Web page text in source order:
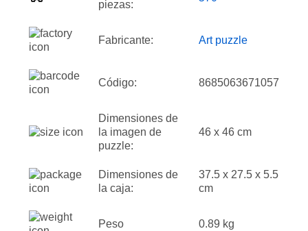
piezas:
Fabricante: Art puzzle
Código: 8685063671057
Dimensiones de
la imagen de
puzzle:
46 x 46 cm
Dimensiones de
la caja:
37.5 x 27.5 x 5.5
cm
Peso 0.89 kg